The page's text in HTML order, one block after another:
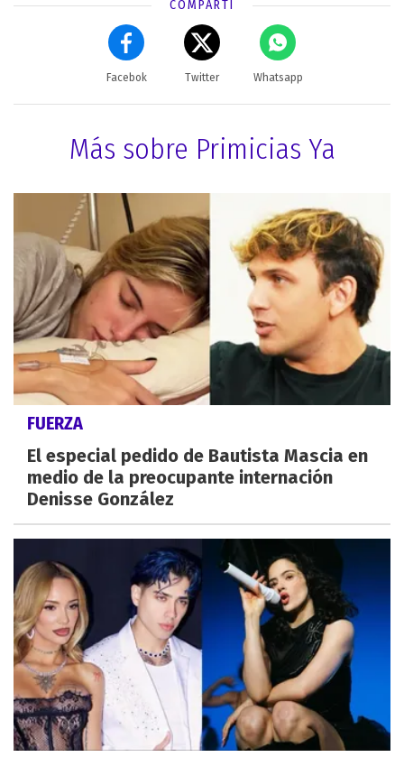
COMPARTÍ
Facebok Twitter Whatsapp
Más sobre Primicias Ya
FUERZA
El especial pedido de Bautista Mascia en
medio de la preocupante internación
Denisse González